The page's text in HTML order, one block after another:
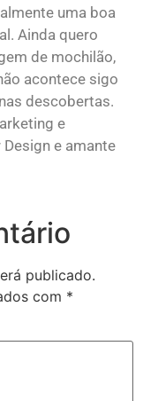
uma boa
Ainda quero
de mochilão,
acontece sigo
descobertas.
e
e amante
publicado.
com *